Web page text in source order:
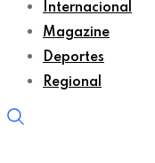
Internacional
Magazine
Deportes
Regional